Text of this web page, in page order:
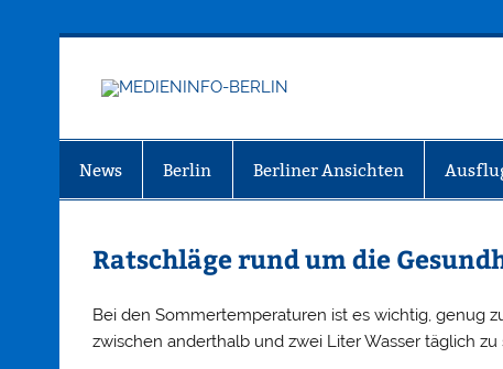
News Berlin Berliner Ansichten
Ratschläge rund um die
Bei den Sommertemperaturen ist es wichtig, genug
zwischen anderthalb und zwei Liter Wasser täglich zu